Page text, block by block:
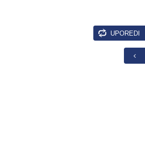
UPOREDI